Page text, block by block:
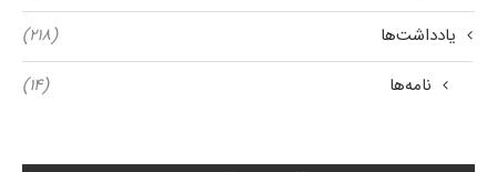
یادداشت‌ها
(۲۱۸)
نامه‌ها
(۱۴)